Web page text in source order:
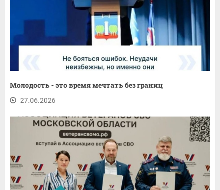
Молодость - это время мечтать без границ
27.06.2026